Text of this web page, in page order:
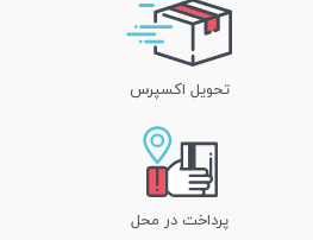
تحویل اکسپرس
پرداخت در محل